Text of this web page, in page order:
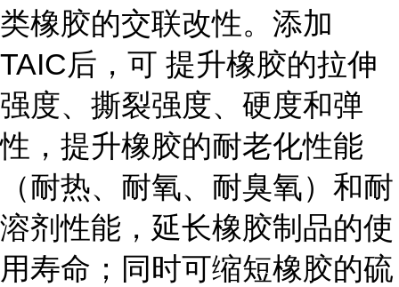
类橡胶的交联改性。添加
TAIC后，可 提升橡胶的拉伸
强度、撕裂强度、硬度和弹
性，提升橡胶的耐老化性能
（耐热、耐氧、耐臭氧）和耐
溶剂性能，延长橡胶制品的使
用寿命；同时可缩短橡胶的硫